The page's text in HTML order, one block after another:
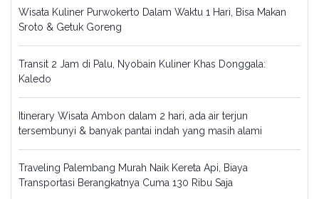
Wisata Kuliner Purwokerto Dalam Waktu 1 Hari, Bisa Makan
Sroto & Getuk Goreng
Transit 2 Jam di Palu, Nyobain Kuliner Khas Donggala:
Kaledo
Itinerary Wisata Ambon dalam 2 hari, ada air terjun
tersembunyi & banyak pantai indah yang masih alami
Traveling Palembang Murah Naik Kereta Api, Biaya
Transportasi Berangkatnya Cuma 130 Ribu Saja